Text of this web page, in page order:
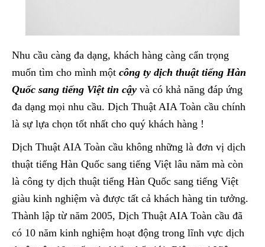
Nhu cầu càng đa dạng, khách hàng càng cẩn trọng
muốn tìm cho mình một công ty dịch thuật tiếng Hàn
Quốc sang tiếng Việt tin cậy và có khả năng đáp ứng
đa dạng mọi nhu cầu. Dịch Thuật AIA Toàn cầu chính
là sự lựa chọn tốt nhất cho quý khách hàng !
Dịch Thuật AIA Toàn cầu không những là đơn vị dịch
thuật tiếng Hàn Quốc sang tiếng Việt lâu năm mà còn
là công ty dịch thuật tiếng Hàn Quốc sang tiếng Việt
giàu kinh nghiệm và được tất cả khách hàng tin tưởng.
Thành lập từ năm 2005, Dịch Thuật AIA Toàn cầu đã
có 10 năm kinh nghiệm hoạt động trong lĩnh vực dịch